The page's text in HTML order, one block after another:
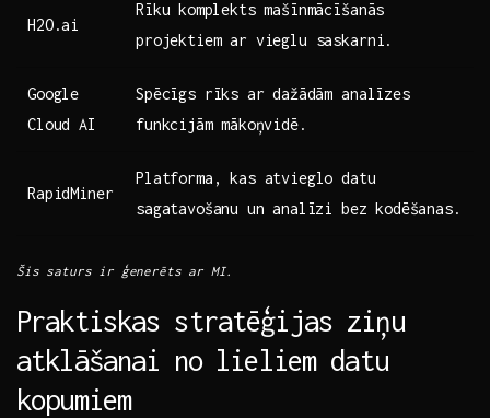
H2O.ai
Rīku ⁣komplekts mašīnmācīšanās‍
projektiem ‍ar‌ vieglu saskarni.
Google
Cloud‍ AI
Spēcīgs rīks ar ⁢dažādām analīzes
funkcijām ⁢mākoņvidē.
RapidMiner
Platforma,‌ kas‌ atvieglo‍ datu
sagatavošanu⁢ un ​analīzi ⁣bez kodēšanas.
Šis saturs ir ģenerēts⁤ ar MI.
Praktiskas stratēģijas ziņu
atklāšanai ⁣no⁢ lieliem​ datu ​
kopumiem